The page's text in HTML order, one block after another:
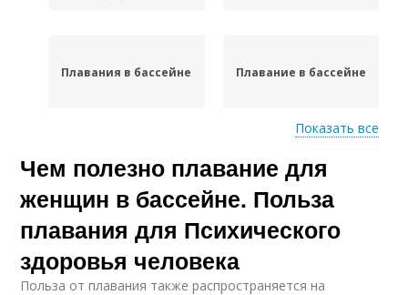
Плавания в бассейне Плавание в бассейне
Польза для здоровья
Показать все
Чем полезно плавание для
женщин в бассейне. Польза
плавания для Психического
здоровья человека
Польза от плавания также распространяется на